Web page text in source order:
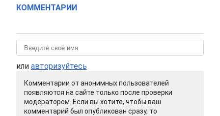
КОММЕНТАРИИ
или авторизуйтесь
Комментарии от анонимных пользователей
появляются на сайте только после проверки
модератором. Если вы хотите, чтобы ваш
комментарий был опубликован сразу, то